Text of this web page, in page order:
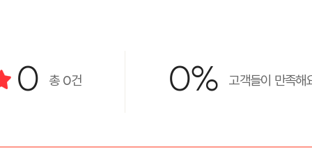
0 총 0건 0% 고객들이 만족해